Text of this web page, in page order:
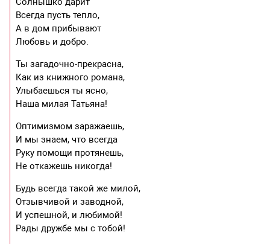
Всегда пусть тепло,
А в дом прибывают
Любовь и добро.
Ты загадочно-прекрасна,
Как из книжного романа,
Улыбаешься ты ясно,
Наша милая Татьяна!
Оптимизмом заражаешь,
И мы знаем, что всегда
Руку помощи протянешь,
Не откажешь никогда!
Будь всегда такой же милой,
Отзывчивой и заводной,
И успешной, и любимой!
Рады дружбе мы с тобой!